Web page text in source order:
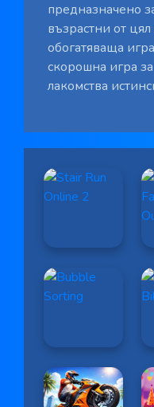
предназначено
възрастни от
обогатяваща
скорошна игра
лакомства